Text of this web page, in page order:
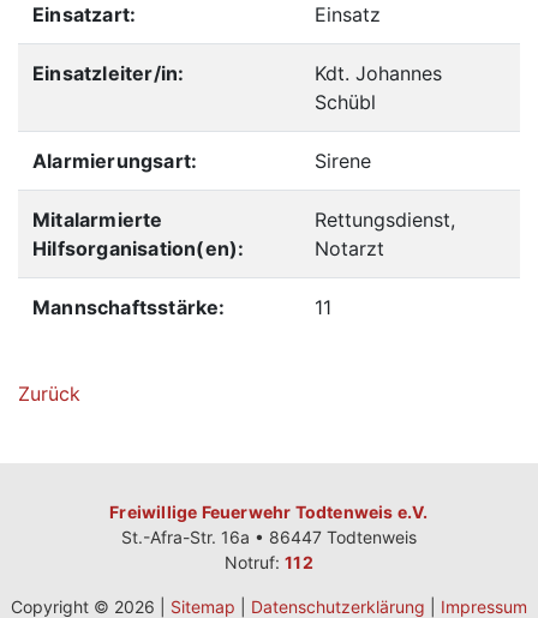
Einsatzart: Einsatz
Einsatzleiter/in:
Kdt. Johannes
Schübl
Alarmierungsart: Sirene
Mitalarmierte
Hilfsorganisation(en):
Rettungsdienst,
Notarzt
Mannschaftsstärke: 11
Zurück
Freiwillige Feuerwehr Todtenweis e.V.
St.-Afra-Str. 16a • 86447 Todtenweis
Notruf:112
Copyright © 2026 | Sitemap Datenschutzerklärung Impressum